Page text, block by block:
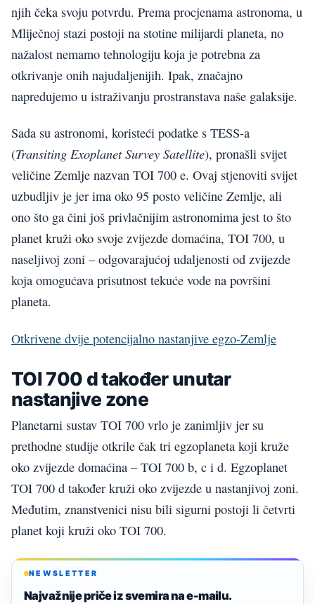
njih čeka svoju potvrdu. Prema procjenama astronoma, u
Mliječnoj stazi postoji na stotine milijardi planeta, no
nažalost nemamo tehnologiju koja je potrebna za
otkrivanje onih najudaljenijih. Ipak, značajno
napredujemo u istraživanju prostranstava naše galaksije.
Sada su astronomi, koristeći podatke s TESS-a
(Transiting Exoplanet Survey Satellite), pronašli svijet
veličine Zemlje nazvan TOI 700 e. Ovaj stjenoviti svijet
uzbudljiv je jer ima oko 95 posto veličine Zemlje, ali
ono što ga čini još privlačnijim astronomima jest to što
planet kruži oko svoje zvijezde domaćina, TOI 700, u
naseljivoj zoni – odgovarajućoj udaljenosti od zvijezde
koja omogućava prisutnost tekuće vode na površini
planeta.
Otkrivene dvije potencijalno nastanjive egzo-Zemlje
TOI 700 d također unutar
nastanjive zone
Planetarni sustav TOI 700 vrlo je zanimljiv jer su
prethodne studije otkrile čak tri egzoplaneta koji kruže
oko zvijezde domaćina – TOI 700 b, c i d. Egzoplanet
TOI 700 d također kruži oko zvijezde u nastanjivoj zoni.
Međutim, znanstvenici nisu bili sigurni postoji li četvrti
planet koji kruži oko TOI 700.
NEWSLETTER
Najvažnije priče iz svemira na e-mailu.